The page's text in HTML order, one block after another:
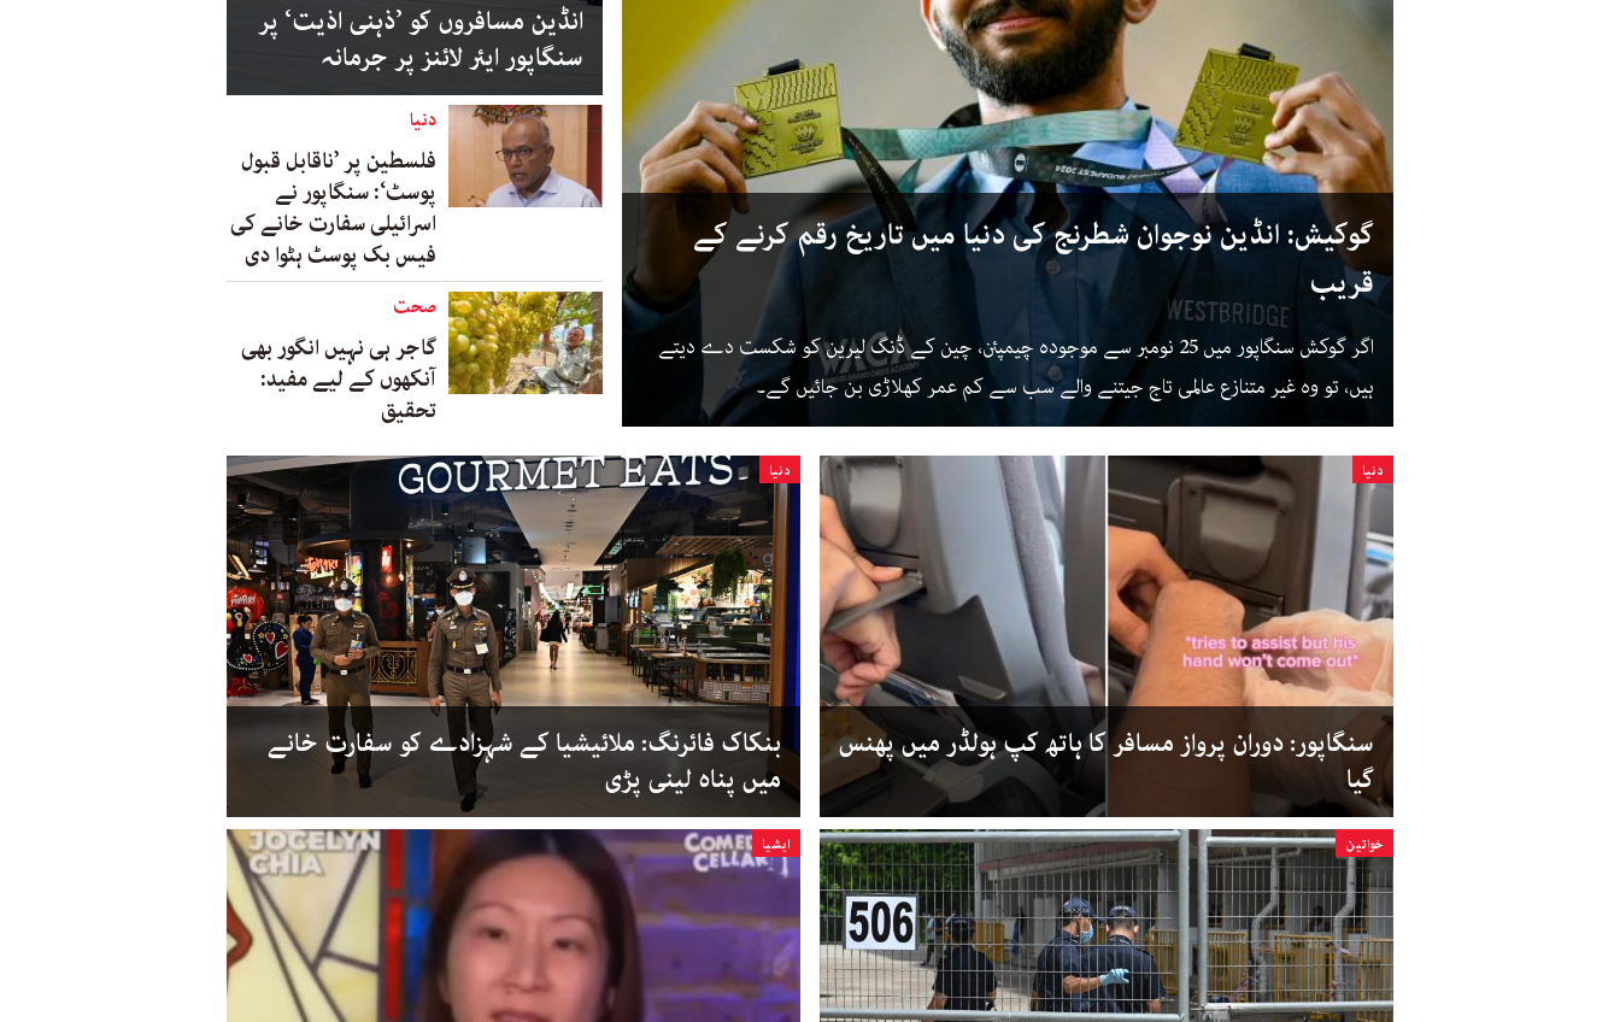
گوکیش: انڈین نوجوان شطرنج کی دنیا میں تاریخ رقم کرنے کے
قریب
اگر گوکش سنگاپور میں 25 نومبر سے موجودہ چیمپئن، چین کے ڈنگ لیرین کو شکست دے دیتے
ہیں، تو وہ غیر متنازع عالمی تاج جیتنے والے سب سے کم عمر کھلاڑی بن جائیں گے۔
انڈین مسافروں کو ’ذہنی اذیت‘ پر
سنگاپور ایئر لائنز پر جرمانہ
دنیا
فلسطین پر ’ناقابل قبول
پوسٹ‘: سنگاپور نے
اسرائیلی سفارت خانے کی
فیس بک پوسٹ ہٹوا دی
صحت
گاجر ہی نہیں انگور بھی
آنکھوں کے لیے مفید:
تحقیق
دنیا
سنگاپور: دوران پرواز مسافر کا ہاتھ کپ ہولڈر میں پھنس
گیا
دنیا
بنکاک فائرنگ: ملائیشیا کے شہزادے کو سفارت خانے
میں پناہ لینی پڑی
خواتین ایشیا